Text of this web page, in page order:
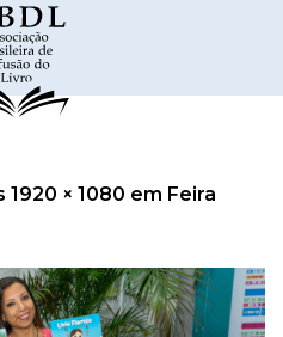
1920 × 1080 em Feira